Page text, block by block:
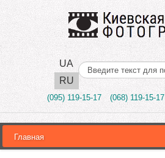
UA
RU
Поиск..
(095) 119-15-17 (068) 119-15-17